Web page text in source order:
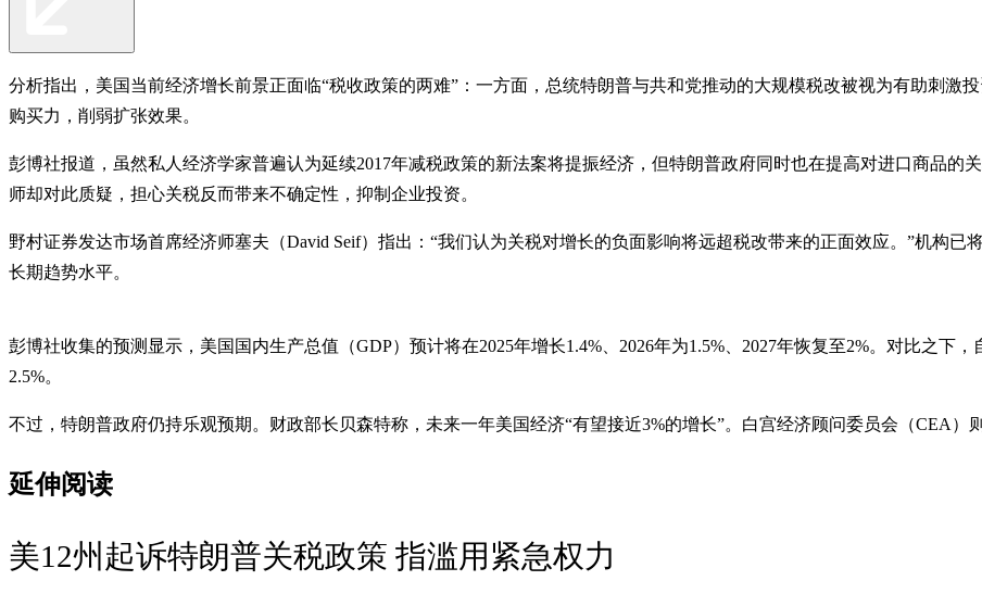
分析指出，美国当前经济增长前景正面临“税收政策的两难”：一方面，总统特朗普与共和党推动的大规模税改被视为有助刺激
购买力，削弱扩张效果。
彭博社报道，虽然私人经济学家普遍认为延续2017年减税政策的新法案将提振经济，但特朗普政府同时也在提高对进口商品的
师却对此质疑，担心关税反而带来不确定性，抑制企业投资。
野村证券发达市场首席经济师塞夫（David Seif）指出：“我们认为关税对增长的负面影响将远超税改带来的正面效应。”机构已
长期趋势水平。
彭博社收集的预测显示，美国国内生产总值（GDP）预计将在2025年增长1.4%、2026年为1.5%、2027年恢复至2%。对比之下
2.5%。
不过，特朗普政府仍持乐观预期。财政部长贝森特称，未来一年美国经济“有望接近3%的增长”。白宫经济顾问委员会（CEA）
延伸阅读
美12州起诉特朗普关税政策 指滥用紧急权力